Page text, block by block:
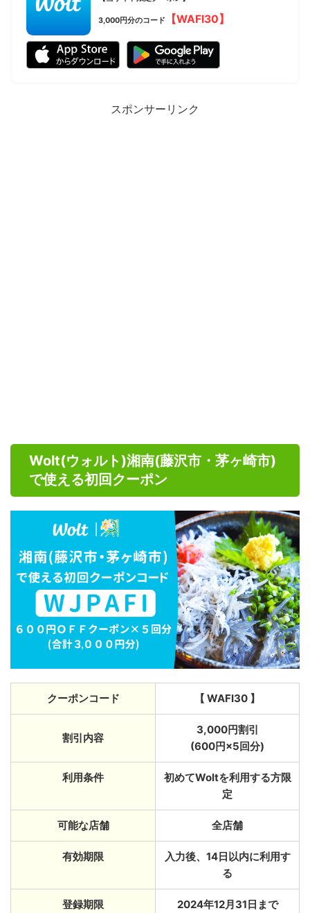
3,000円分のコード 【WAFI30】
スポンサーリンク
Wolt(ウォルト)湘南(藤沢市・茅ヶ崎市)
で使える初回クーポン
クーポンコード 【 WAFI30 】
割引内容
3,000円割引
(600円×5回分)
利用条件
初めてWoltを利用する方限
定
可能な店舗 全店舗
有効期限
入力後、14日以内に利用す
る
登録期限 2024年12月31日まで